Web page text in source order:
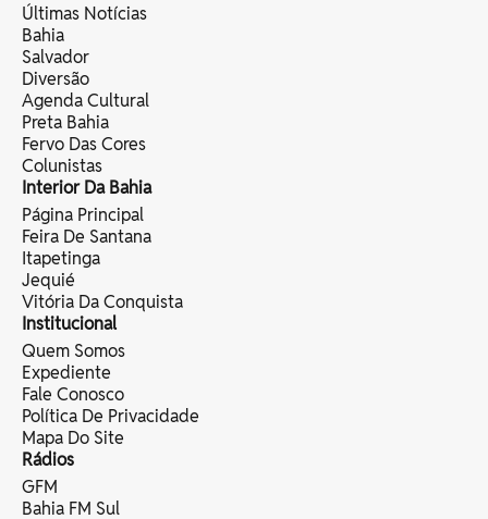
Últimas Notícias
Bahia
Salvador
Diversão
Agenda Cultural
Preta Bahia
Fervo Das Cores
Colunistas
Interior Da Bahia
Página Principal
Feira De Santana
Itapetinga
Jequié
Vitória Da Conquista
Institucional
Quem Somos
Expediente
Fale Conosco
Política De Privacidade
Mapa Do Site
Rádios
GFM
Bahia FM Sul